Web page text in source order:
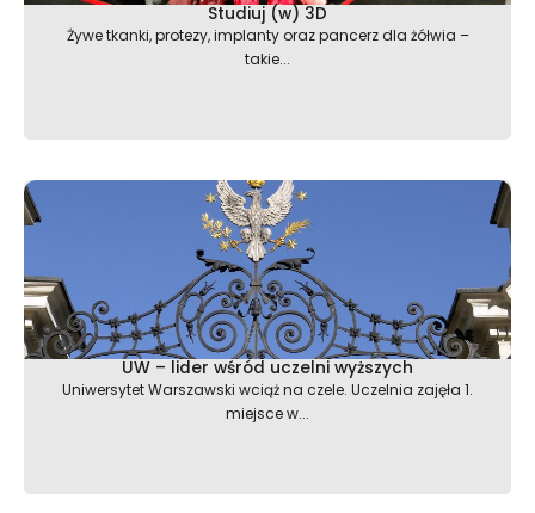
Studiuj (w) 3D
Żywe tkanki, protezy, implanty oraz pancerz dla żółwia –
takie...
UW – lider wśród uczelni wyższych
Uniwersytet Warszawski wciąż na czele. Uczelnia zajęła 1.
miejsce w...